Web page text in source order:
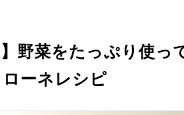
】野菜をたっぷり使っ
ーネレシピ